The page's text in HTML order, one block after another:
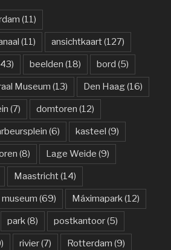
(11)
(11) ansichtkaart(127)
beelden (18) bord (5)
Museum (13) Den Haag(16)
(7) domtoren (12)
(6) kasteel (9)
(8) Lage Weide (9)
Maastricht(14)
museum (69) Máximapark(12)
park(8) postkantoor(5)
rivier(7) Rotterdam (9)